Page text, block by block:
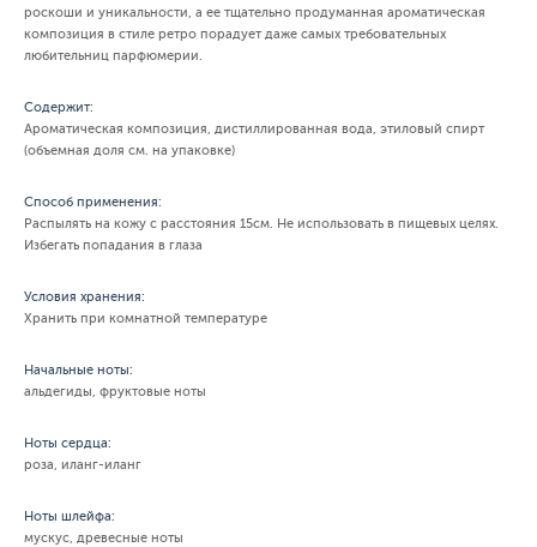
роскоши и уникальности, а ее тщательно продуманная ароматическая
композиция в стиле ретро порадует даже самых требовательных
любительниц парфюмерии.
Содержит:
Ароматическая композиция, дистиллированная вода, этиловый спирт
(объемная доля см. на упаковке)
Способ применения:
Распылять на кожу с расстояния 15см. Не использовать в пищевых целях.
Избегать попадания в глаза
Условия хранения:
Хранить при комнатной температуре
Начальные ноты:
альдегиды, фруктовые ноты
Ноты сердца:
роза, иланг-иланг
Ноты шлейфа:
мускус, древесные ноты